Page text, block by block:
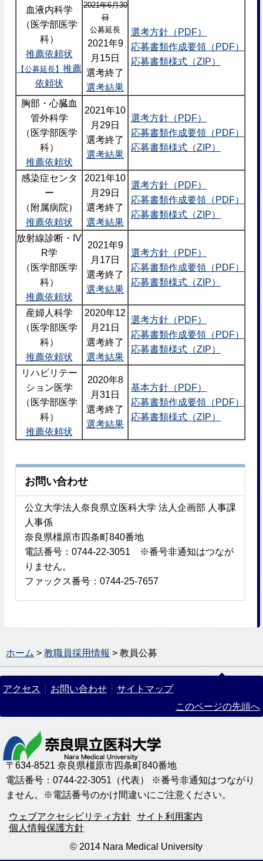
血液内科学
（医学部医学
科）
推薦依頼状
【公募延長】 推薦
依頼状
2021年6月30
日
公募延長
2021年9
月15日
選考終了
選考結果
選考方針（PDF）
応募書類作成要領（PDF）
応募書類様式（ZIP）
胸部・心臓血
管外科学
（医学部医学
科）
推薦依頼状
2021年10
月29日
選考終了
選考結果
選考方針（PDF）
応募書類作成要領（PDF）
応募書類様式（ZIP）
感染症センタ
ー
（附属病院）
推薦依頼状
2021年10
月29日
選考終了
選考結果
選考方針（PDF）
応募書類作成要領（PDF）
応募書類様式（ZIP）
放射線診断・IV
R学
（医学部医学
科）
推薦依頼状
2021年9
月17日
選考終了
選考結果
選考方針（PDF）
応募書類作成要領（PDF）
応募書類様式（ZIP）
産婦人科学
（医学部医学
科）
推薦依頼状
2020年12
月21日
選考終了
選考結果
選考方針（PDF）
応募書類作成要領（PDF）
応募書類様式（ZIP）
リハビリテー
ション医学
（医学部医学
科）
推薦依頼状
2020年8
月31日
選考終了
選考結果
基本方針（PDF）
応募書類作成要領（PDF）
応募書類様式（ZIP）
お問い合わせ
公立大学法人奈良県立医科大学 法人企画部 人事課
人事係
奈良県橿原市四条町840番地
電話番号：0744-22-3051 ※番号非通知はつなが
りません。
ファックス番号：0744-25-7657
ホーム > 教職員採用情報 > 教員公募
アクセス お問い合わせ
サイトマップ
このページの先頭へ
〒634-8521 奈良県橿原市四条町840番地
電話番号：0744-22-3051（代表） ※番号非通知はつながり
ません。※電話番号のかけ間違いにご注意ください。
ウェブアクセシビリティ方針 サイト利用案内
個人情報保護方針
© 2014 Nara Medical University